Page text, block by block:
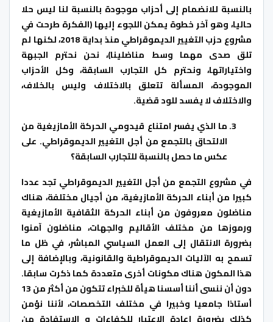
بالنسبة للانضمام إلى أحزاب موجودة بالنسبة لنا ليس حلا
حاليا، وهو آخر خطوة يمكن اللجوء إليها (الفكرة طرحت في
مشروع حزب التغيير الديموقراطي منذ بداية 2018، لكنها لم
تلق صدى مهما وسط مناضلينا)، نحن نحترم الجبهة
واختياراتها، ونحترم كل التجارب السابقة، وكل الأحزاب
الموجودة، المسألة تتعلق بالاختلاف وليس بالخلاف،
والاختلاف لا يفسد للود قضية.
ما الذي يفسر امتناع قيدومي الحركة الأمازيغية من
الالتحاق بالتجمع من أجل التغيير الديموقراطي. على
عكس ما حصل بالنسبة للتجارب السابقة؟
في مشروع التجمع من أجل التغيير الديموقراطي تجد عددا
كبيرا من أبناء الحركة الأمازيغية، من أجيال مختلفة، هناك
مناضلون معروفون من أبناء الحركة الثقافية الأمازيغية
ورموزها من مختلف الأقاليم والجهات، مناضلون آمنوا
بضرورة الانتقال إلى العمل السياسي المباشر، في ظل ما
تسمح به الآليات الديموقراطية والقانونية، وبالإضافة إلى
هذا المكون هناك مكونات أخرى متعددة كما ذكرت سابقا.
دون أن ننسى أننا أسسنا هيأة للخبراء تتكون من أكثر من 13
أستاذا جامعيا وخبيرا في مختلف التخصصات، لأننا نؤمن
كذلك بضرورة إعادة الاعتبار للكفاءات و الاستفادة من